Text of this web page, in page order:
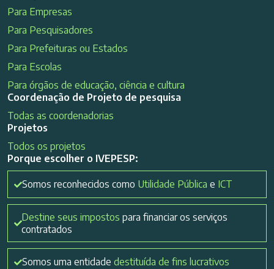
Para Empresas
Para Pesquisadores
Para Prefeituras ou Estados
Para Escolas
Para órgãos de educação, ciência e cultura
Coordenação de Projeto de pesquisa
Todas as coordenadorias
Projetos
Todos os projetos
Porque escolher o IVEPESP:
Somos reconhecidos como Utilidade Pública e ICT
Destine seus impostos para financiar os serviços
contratados
Somos uma entidade destituída de fins lucrativos